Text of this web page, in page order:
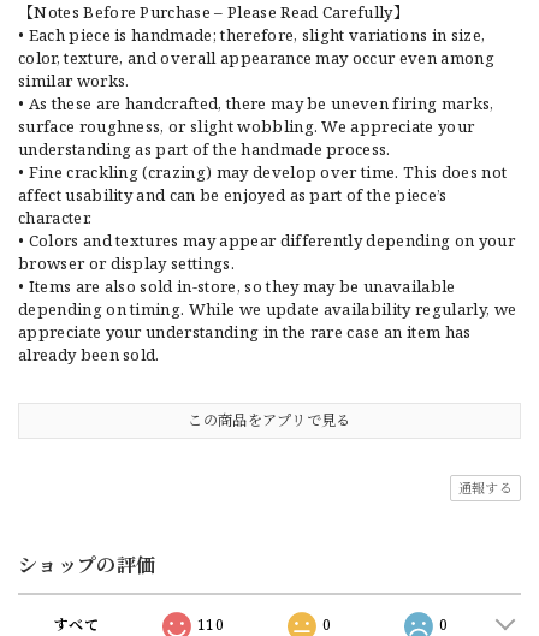
【Notes Before Purchase – Please Read Carefully】
• Each piece is handmade; therefore, slight variations in size,
color, texture, and overall appearance may occur even among
similar works.
• As these are handcrafted, there may be uneven firing marks,
surface roughness, or slight wobbling. We appreciate your
understanding as part of the handmade process.
• Fine crackling (crazing) may develop over time. This does not
affect usability and can be enjoyed as part of the piece’s
character.
• Colors and textures may appear differently depending on your
browser or display settings.
• Items are also sold in-store, so they may be unavailable
depending on timing. While we update availability regularly, we
appreciate your understanding in the rare case an item has
already been sold.
この商品をアプリで見る
通報する
ショップの評価
すべて 110 0 0